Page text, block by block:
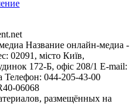
Название онлайн-медиа -
02091, місто Київ,
172-Б, офіс 208/1 E-mail:
Телефон: 044-205-43-00
06068
размещённых на